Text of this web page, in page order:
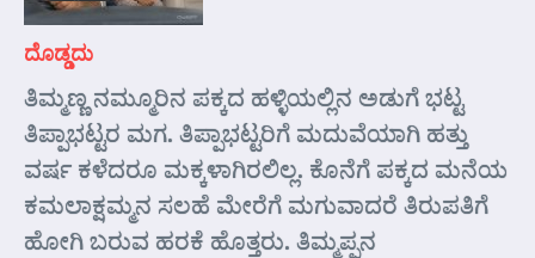
ದೊಡ್ಡದು
ತಿಮ್ಮಣ್ಣ ನಮ್ಮೂರಿನ ಪಕ್ಕದ ಹಳ್ಳಿಯಲ್ಲಿನ ಅಡುಗೆ ಭಟ್ಟ
ತಿಪ್ಪಾಭಟ್ಟರ ಮಗ. ತಿಪ್ಪಾಭಟ್ಟರಿಗೆ ಮದುವೆಯಾಗಿ ಹತ್ತು
ವರ್ಷ ಕಳೆದರೂ ಮಕ್ಕಳಾಗಿರಲಿಲ್ಲ. ಕೊನೆಗೆ ಪಕ್ಕದ ಮನೆಯ
ಕಮಲಾಕ್ಷಮ್ಮನ ಸಲಹೆ ಮೇರೆಗೆ ಮಗುವಾದರೆ ತಿರುಪತಿಗೆ
ಹೋಗಿ ಬರುವ ಹರಕೆ ಹೊತ್ತರು. ತಿಮ್ಮಪ್ಪನ